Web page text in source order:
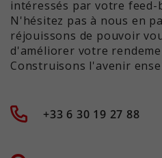
intéressés par votre feed-
N'hésitez pas à nous en
réjouissons de pouvoir
d'améliorer votre
Construisons l'avenir
+33 6 30 19 27 88